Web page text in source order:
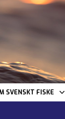
SVENSKT FISKE